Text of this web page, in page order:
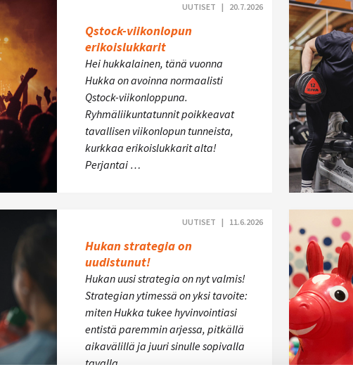
UUTISET | 20.7.2026
Qstock-viikonlopun
erikoislukkarit
Hei hukkalainen, tänä vuonna
Hukka on avoinna normaalisti
Qstock-viikonloppuna.
Ryhmäliikuntatunnit poikkeavat
tavallisen viikonlopun tunneista,
kurkkaa erikoislukkarit alta!
Perjantai …
UUTISET | 11.6.2026
Hukan strategia on
uudistunut!
Hukan uusi strategia on nyt valmis!
Strategian ytimessä on yksi tavoite:
miten Hukka tukee hyvinvointiasi
entistä paremmin arjessa, pitkällä
aikavälillä ja juuri sinulle sopivalla
tavalla.…